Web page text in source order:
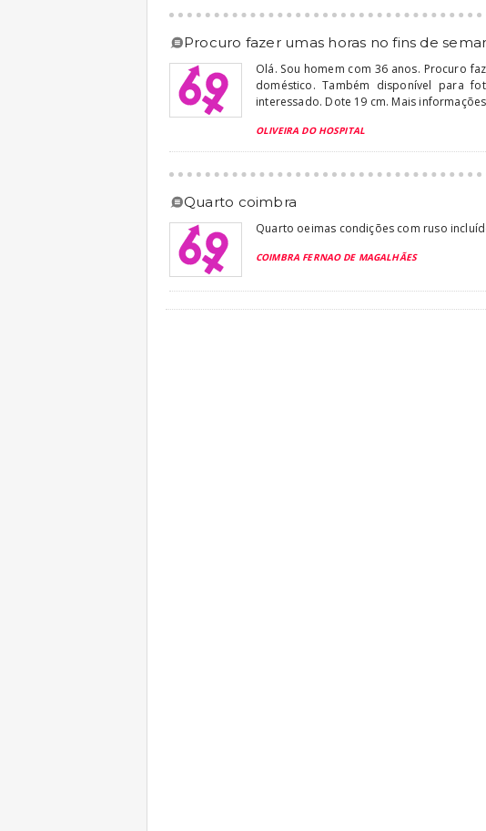
procuro fazer umas horas no fins de
Olá. Sou homem com 36 anos. Procuro
doméstico. Também disponível para
interessado. Dote 19 cm. Mais
OLIVEIRA DO HOSPITAL
quarto coimbra
Quarto oeimas condições com ruso
COIMBRA FERNAO DE MAGALHÃES